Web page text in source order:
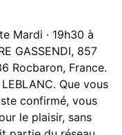
Mardi · 19h30 à
GASSENDI, 857
Rocbaron, France.
Que vous
confirmé, vous
le plaisir, sans